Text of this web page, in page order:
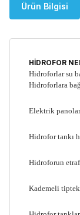
Ürün Bilgisi
HİDROFOR
Hidroforlar su
Hidroforlara
Elektrik
Hidrofor tankı
Hidroforun
Kademeli